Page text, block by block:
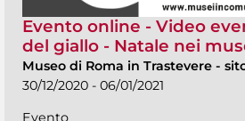
Evento online - Video
del giallo - Natale nei
Museo di Roma in Trastevere -
30/12/2020 - 06/01/2021
Evento